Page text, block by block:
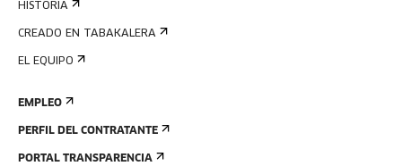
HISTORIA
CREADO EN TABAKALERA
EL EQUIPO
EMPLEO
PERFIL DEL CONTRATANTE
PORTAL TRANSPARENCIA